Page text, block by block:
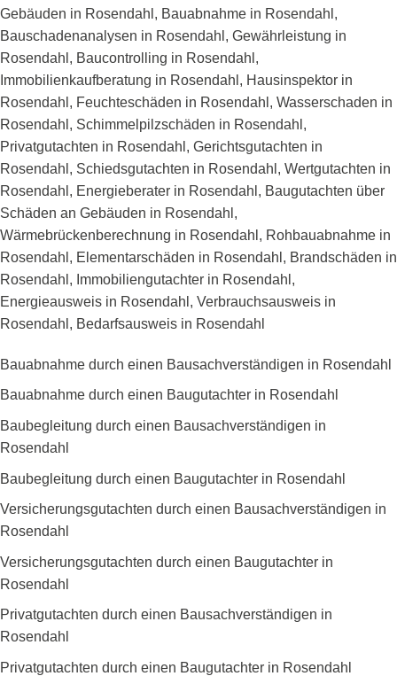
Gebäuden in Rosendahl, Bauabnahme in Rosendahl,
Bauschadenanalysen in Rosendahl, Gewährleistung in
Rosendahl, Baucontrolling in Rosendahl,
Immobilienkaufberatung in Rosendahl, Hausinspektor in
Rosendahl, Feuchteschäden in Rosendahl, Wasserschaden in
Rosendahl, Schimmelpilzschäden in Rosendahl,
Privatgutachten in Rosendahl, Gerichtsgutachten in
Rosendahl, Schiedsgutachten in Rosendahl, Wertgutachten in
Rosendahl, Energieberater in Rosendahl, Baugutachten über
Schäden an Gebäuden in Rosendahl,
Wärmebrückenberechnung in Rosendahl, Rohbauabnahme in
Rosendahl, Elementarschäden in Rosendahl, Brandschäden in
Rosendahl, Immobiliengutachter in Rosendahl,
Energieausweis in Rosendahl, Verbrauchsausweis in
Rosendahl, Bedarfsausweis in Rosendahl
Bauabnahme durch einen Bausachverständigen in Rosendahl
Bauabnahme durch einen Baugutachter in Rosendahl
Baubegleitung durch einen Bausachverständigen in
Rosendahl
Baubegleitung durch einen Baugutachter in Rosendahl
Versicherungsgutachten durch einen Bausachverständigen in
Rosendahl
Versicherungsgutachten durch einen Baugutachter in
Rosendahl
Privatgutachten durch einen Bausachverständigen in
Rosendahl
Privatgutachten durch einen Baugutachter in Rosendahl